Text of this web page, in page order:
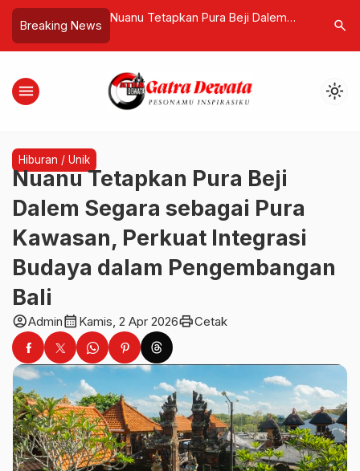
Breaking News
Redmi 15 di
Baterai Jumbo
Nuanu Tetapkan Pura Beji Dalem
Perkuat Integrasi Budaya dalam
Pengembangan Bali
Aturan
search
menu light_mode
Hiburan / Unik
Nuanu Tetapkan Pura Beji
Dalem Segara sebagai Pura
Kawasan, Perkuat Integrasi
Budaya dalam Pengembangan
Bali
account_circleAdmincalendar_month Kamis, 2 Apr 2026printCetak